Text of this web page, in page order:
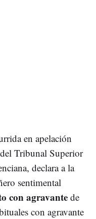
en apelación
Tribunal Superior
declara a la
sentimental
con agravante de
con agravante